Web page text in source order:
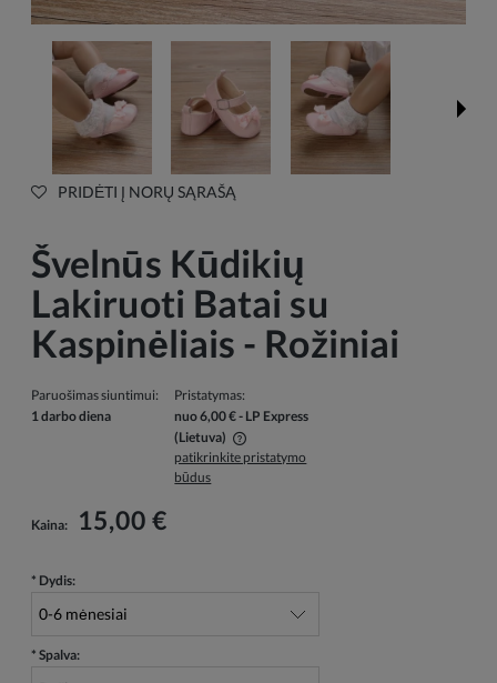
PRIDĖTI Į NORŲ SĄRAŠĄ
Švelnūs Kūdikių
Lakiruoti Batai su
Kaspinėliais - Rožiniai
Paruošimas siuntimui:
1 darbo diena
Pristatymas:
nuo 6,00 €- LP Express
(Lietuva)
Į kainą neįskaičiuotos galimos mokėjimo išlaidos
patikrinkite pristatymo
būdus
Kaina: 15,00 €
* Dydis:
* Spalva: